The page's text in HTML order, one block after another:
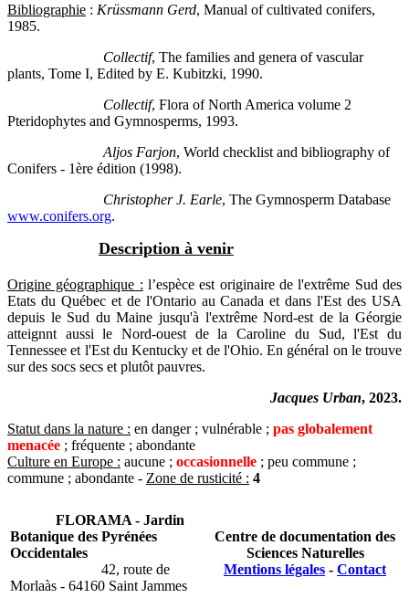
Bibliographie : Krüssmann Gerd, Manual of cultivated conifers,
1985.
Collectif, The families and genera of vascular
plants, Tome I, Edited by E. Kubitzki, 1990.
Collectif, Flora of North America volume 2
Pteridophytes and Gymnosperms, 1993.
Aljos Farjon, World checklist and bibliography of
Conifers - 1ère édition (1998).
Christopher J. Earle, The Gymnosperm Database
www.conifers.org.
Description à venir
Origine géographique : l’espèce est originaire de l'extrême Sud des
Etats du Québec et de l'Ontario au Canada et dans l'Est des USA
depuis le Sud du Maine jusqu'à l'extrême Nord-est de la Géorgie
atteignnt aussi le Nord-ouest de la Caroline du Sud, l'Est du
Tennessee et l'Est du Kentucky et de l'Ohio. En général on le trouve
sur des socs secs et plutôt pauvres.
Jacques Urban, 2023.
Statut dans la nature : en danger ; vulnérable ; pas globalement
menacée ; fréquente ; abondante
Culture en Europe : aucune ; occasionnelle ; peu commune ;
commune ; abondante - Zone de rusticité : 4
FLORAMA - Jardin
Botanique des Pyrénées
Occidentales
42, route de
Morlaàs - 64160 Saint Jammes
Centre de documentation des
Sciences Naturelles
Mentions légales - Contact